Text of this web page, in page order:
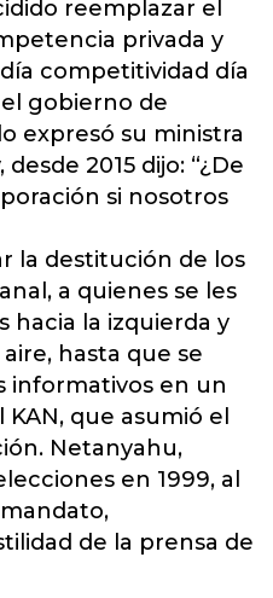
reemplazar el
privada y
competitividad día
gobierno de
expresó su ministra
2015 dijo: “¿De
si nosotros
la destitución de los
a quienes se les
hacia la izquierda y
hasta que se
informativos en un
que asumió el
Netanyahu,
en 1999, al
de la prensa de